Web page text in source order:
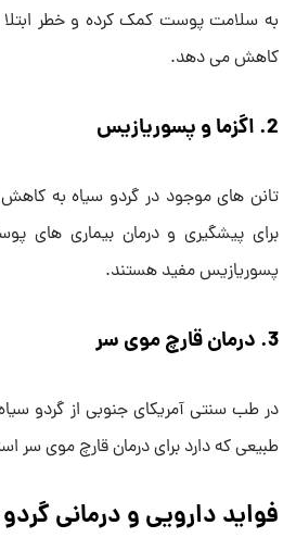
به سلامت پوست کمک کرده و خطر
کاهش می دهد.
2. اگزما و پسوریازیس
تانن های موجود در گردو سیاه به
برای پیشگیری و درمان بیماری های
پسوریازیس مفید هستند.
3. درمان قارچ موی سر
در طب سنتی آمریکای جنوبی از گردو
طبیعی که دارد برای درمان قارچ موی سر
فواید دارویی و درمانی